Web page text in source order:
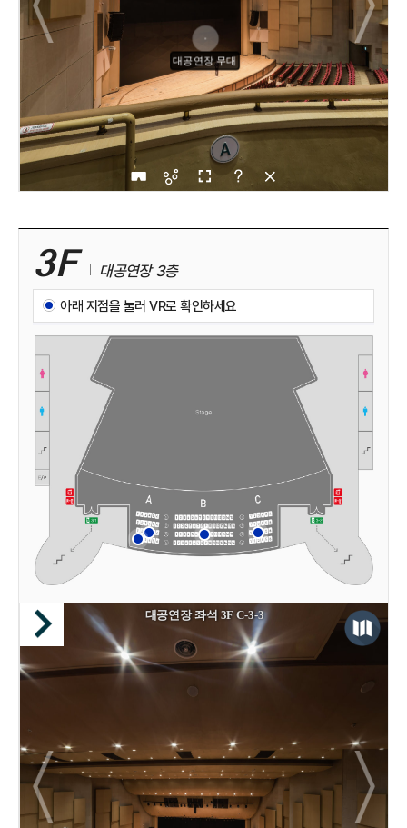
3F 대공연장 3층
아래 지점을 눌러 VR로 확인하세요